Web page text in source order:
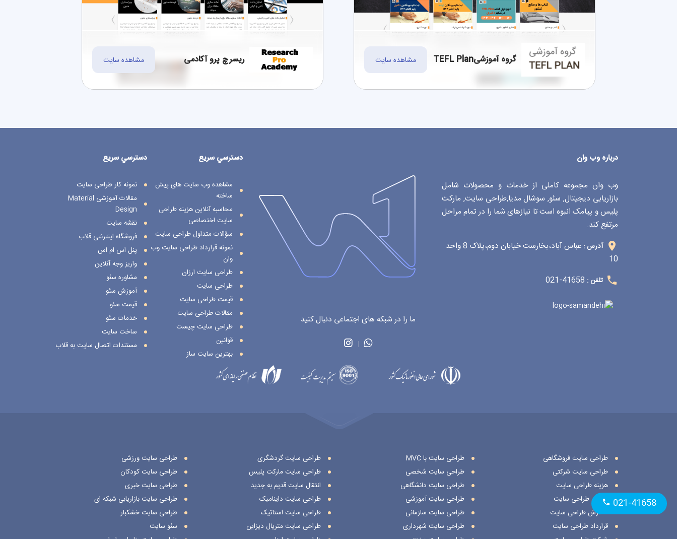
گروه آموزشیTEFL Plan مشاهده سایت ریسرچ پرو آکادمی مشاهده سایت
درباره وب وان
وب وان مجموعه کاملی از خدمات و محصولات شامل
بازاریابی دیجیتال, سئو, سوشال مدیا,طراحی سایت, مارکت
پلیس و پیامک انبوه است تا نیازهای شما را در تمام مراحل
مرتفع کند.
آدرس :
عباس آباد،بخارست خیابان دوم،پلاک 8 واحد
10
تلفن : 41658-021
ما را در شبکه های اجتماعی دنبال کنید
دسترسي سريع
نمونه کار طراحی سایت
مقالات آموزشی Material
Design
نقشه سایت
فروشگاه اینترنتی قلاب
پنل اس ام اس
واریز وجه آنلاین
مشاوره سئو
آموزش سئو
قیمت سئو
خدمات سئو
ساخت سایت
مستندات اتصال سایت به قلاب
دسترسي سريع
مشاهده وب سایت های پیش
ساخته
محاسبه آنلاین هزینه طراحی
سایت اختصاصی
سؤالات متداول طراحی سایت
نمونه قرارداد طراحی سایت وب
وان
طراحی سایت ارزان
طراحی سایت
قیمت طراحی سایت
مقالات طراحی سایت
طراحی سایت چیست
قوانین
بهترین سایت ساز
طراحی سایت فروشگاهی
طراحی سایت شرکتی
هزینه طراحی سایت
مراحل طراحی سایت
سفارش طراحی سایت
قرارداد طراحی سایت
طراحی سایت با MVC
طراحی سایت شخصی
طراحی سایت دانشگاهی
طراحی سایت آموزشی
طراحی سایت سازمانی
طراحی سایت شهرداری
طراحی سایت گردشگری
طراحی سایت مارکت پلیس
انتقال سایت قدیم به جدید
طراحی سایت داینامیک
طراحی سایت استاتیک
طراحی سایت متریال دیزاین
طراحی سایت ورزشی
طراحی سایت کودکان
طراحی سایت خبری
طراحی سایت بازاریابی شبکه ای
طراحی سایت خشکبار
سئو سایت
021-41658